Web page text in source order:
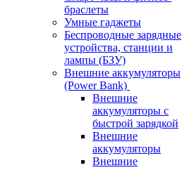
браслеты
Умные гаджеты
Беспроводные зарядные
устройства, станции и
лампы (БЗУ)
Внешние аккумуляторы
(Power Bank)
Внешние
аккумуляторы с
быстрой зарядкой
Внешние
аккумуляторы
Внешние